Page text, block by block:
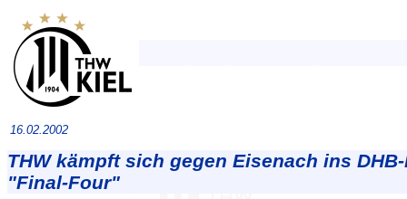
16.02.2002
THW kämpft sich gegen Eisenach ins
"Final-Four"